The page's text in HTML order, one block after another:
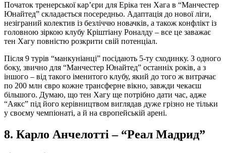
Початок тренерської кар’єри для Еріка тен Хага в “Манчестер
Юнайтед” складається посередньо. Адаптація до нової ліги,
незіграний колектив із безліччю новачків, а також конфлікт із
головною зіркою клубу Кріштіану Роналду – все це заважає
тен Хагу повністю розкрити свій потенціал.
Після 9 турів “манкуніанці” посідають 5-ту сходинку. З одного
боку, звично для “Манчестер Юнайтед” останніх років, а з
іншого – від такого іменитого клубу, який до того ж витрачає
по 200 млн євро кожне трансферне вікно, завжди чекаєш
більшого. Думаю, що тен Хагу ще потрібно дати час, адже
“Аякс” під його керівництвом виглядав дуже грізно не тільки
у своєму чемпіонаті, а й на європейській арені.
8. Карло Анчелотті – “Реал Мадрид”